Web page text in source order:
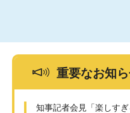
重要なお知
知事記者会見「楽しす